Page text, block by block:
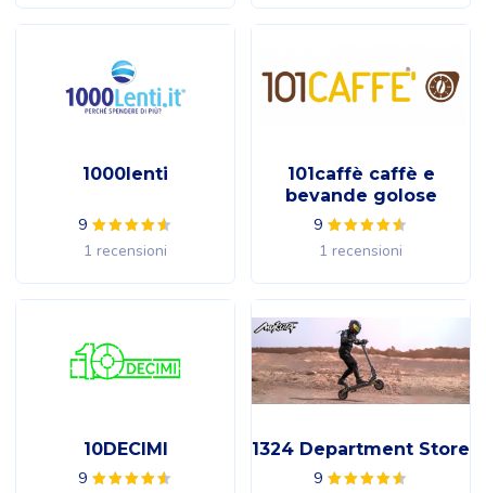
1000lenti
9
1 recensioni
101caffè caffè e
bevande golose
9
1 recensioni
10DECIMI
9
1324 Department Store
9